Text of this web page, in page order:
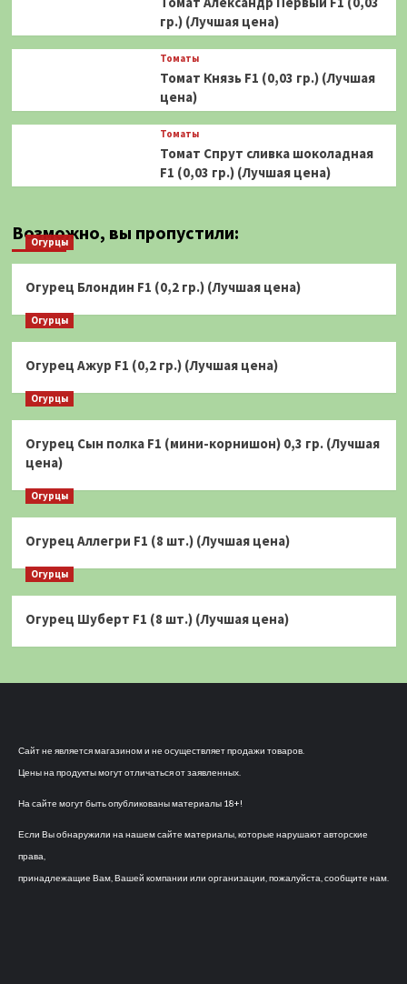
гр.) (Лучшая цена)
Томаты
Томат Князь F1 (0,03 гр.) (Лучшая
цена)
Томаты
Томат Спрут сливка шоколадная
F1 (0,03 гр.) (Лучшая цена)
Возможно, вы пропустили:
Огурцы
Огурец Блондин F1 (0,2 гр.) (Лучшая цена)
Огурцы
Огурец Ажур F1 (0,2 гр.) (Лучшая цена)
Огурцы
Огурец Сын полка F1 (мини-корнишон) 0,3 гр. (Лучшая
цена)
Огурцы
Огурец Аллегри F1 (8 шт.) (Лучшая цена)
Огурцы
Огурец Шуберт F1 (8 шт.) (Лучшая цена)
Сайт не является магазином и не осуществляет продажи товаров.
Цены на продукты могут отличаться от заявленных.
На сайте могут быть опубликованы материалы 18+!
Если Вы обнаружили на нашем сайте материалы, которые нарушают авторские
права,
принадлежащие Вам, Вашей компании или организации, пожалуйста, сообщите нам.